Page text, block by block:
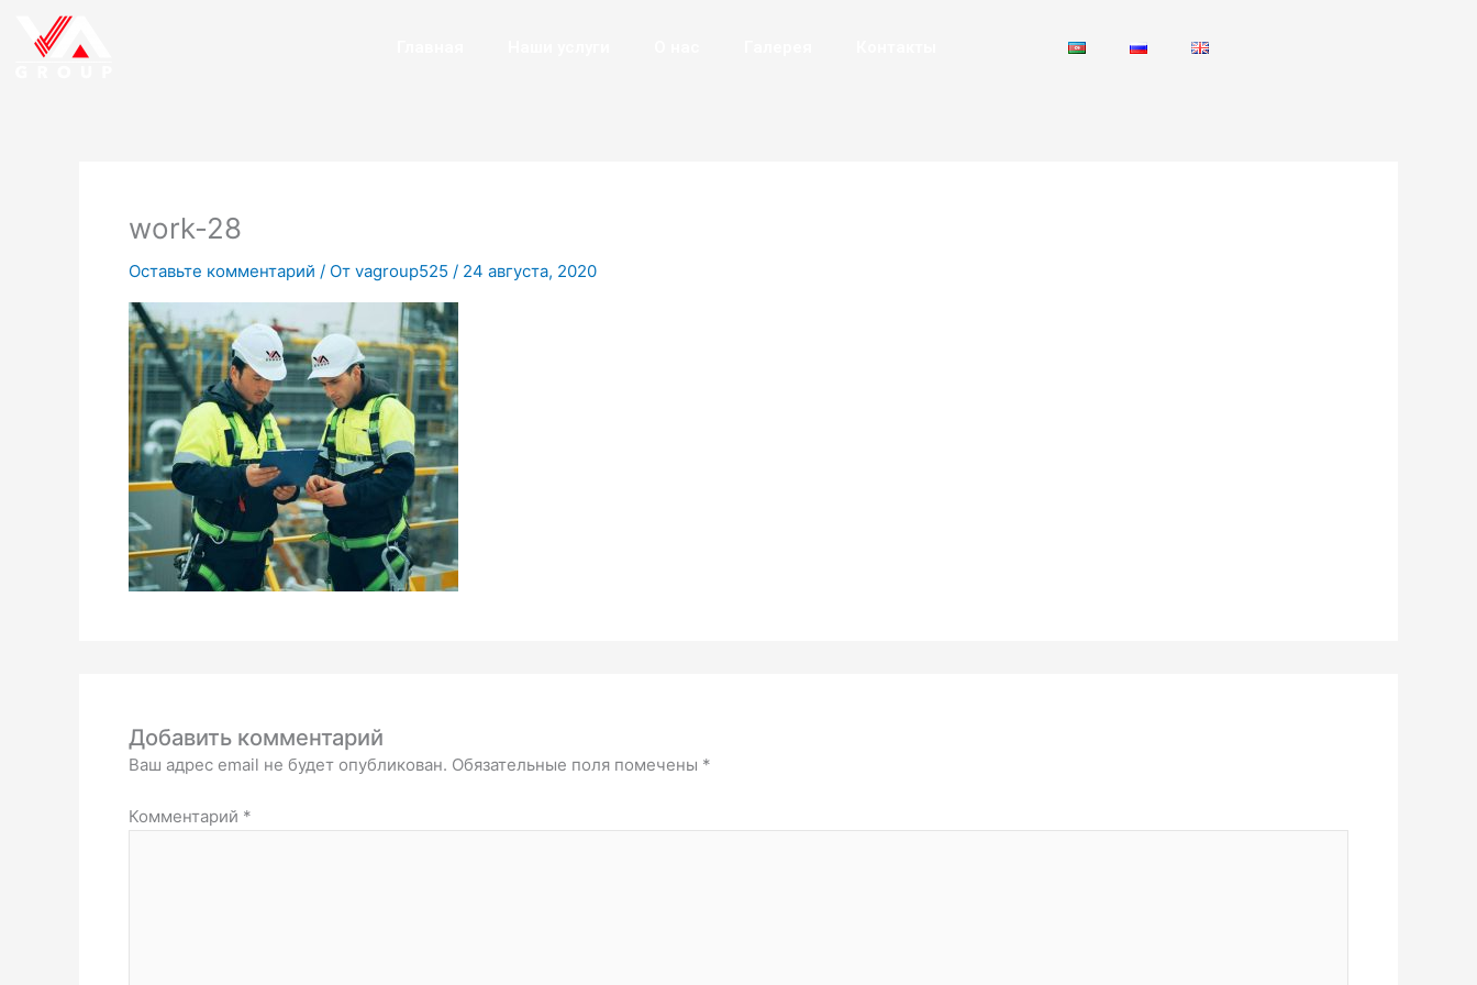
Перейти
содержимому
work-28
Оставьте комментарий / От vagroup525 / 24 августа, 2020
Добавить комментарий
Ваш адрес email не будет опубликован. Обязательные поля помечены *
Комментарий *